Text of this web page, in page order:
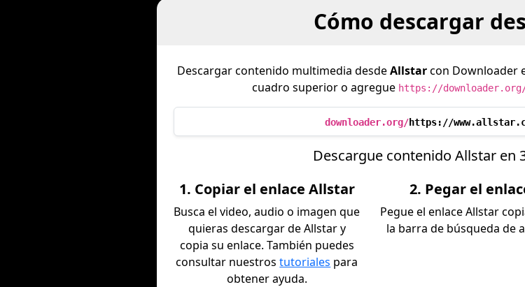
Cómo descargar
Descargar contenido multimedia desdeAllstarcon Downloader
cuadro superior o agregue https://
downloader.org/https://
Descargue contenido Allstar en
1. Copiar el enlace Allstar
Busca el video, audio o imagen que
quieras descargar de Allstar y
copia su enlace. También puedes
consultar nuestrostutoriales para
obtener ayuda.
2. Pegar el
Pegue el enlace Allstar
la barra de búsqueda de